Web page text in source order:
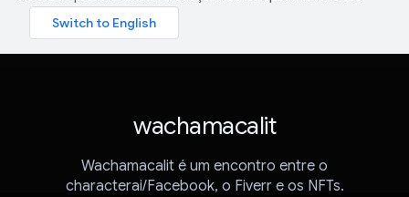
wachamacalit
Wachamacalit é um encontro entre o
characterai/Facebook, o Fiverr e os NFTs.